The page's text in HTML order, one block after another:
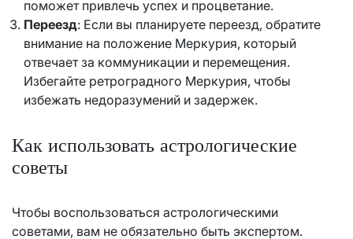
поможет привлечь успех и процветание.
Переезд: Если вы планируете переезд, обратите
внимание на положение Меркурия, который
отвечает за коммуникации и перемещения.
Избегайте ретроградного Меркурия, чтобы
избежать недоразумений и задержек.
Как использовать астрологические
советы
Чтобы воспользоваться астрологическими
советами, вам не обязательно быть экспертом.